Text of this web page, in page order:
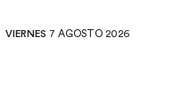
VIERNES 7 AGOSTO 2026